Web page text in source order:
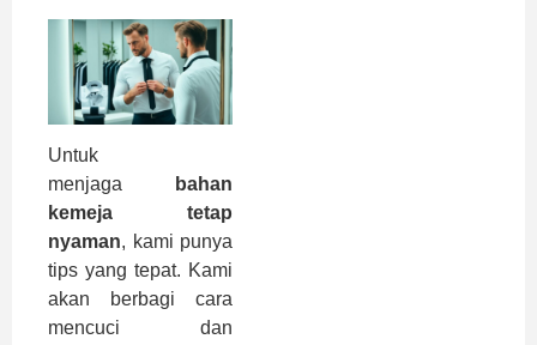
Untuk
menjaga
bahan
kemeja tetap
nyaman, kami punya
tips yang tepat. Kami
akan berbagi cara
mencuci dan